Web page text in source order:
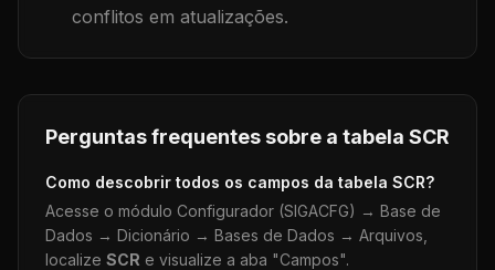
conflitos em atualizações.
Perguntas frequentes sobre a tabela SCR
Como descobrir todos os campos da tabela SCR?
Acesse o módulo Configurador (SIGACFG) → Base de
Dados → Dicionário → Bases de Dados → Arquivos,
localize SCR e visualize a aba "Campos".